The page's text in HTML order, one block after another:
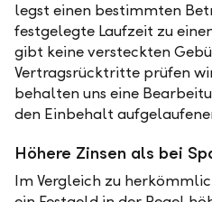
legst einen bestimmten
festgelegte Laufzeit zu
gibt keine versteckten
Vertragsrücktritte prüfen
behalten uns eine
den Einbehalt
Höhere Zinsen als bei
Im Vergleich zu